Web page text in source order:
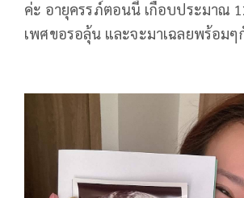
ค่ะ อายุครรภ์ตอนนี้ เกือบประมาณ
เพศขอรอลุ้น และจะมาเฉลยพร้อม